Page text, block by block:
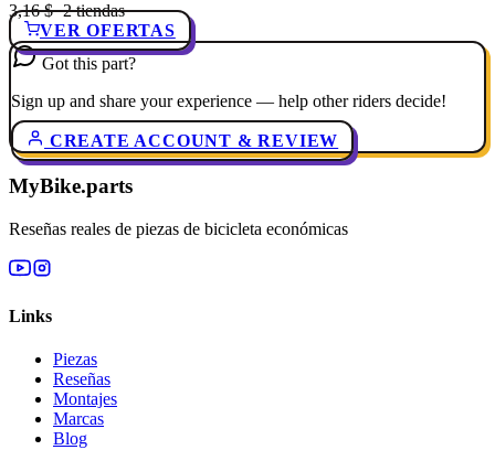
3,16 $· 2 tiendas
VER OFERTAS
Got this part?
Sign up and share your experience — help other riders decide!
CREATE ACCOUNT & REVIEW
MyBike.parts
Reseñas reales de piezas de bicicleta económicas
Links
Piezas
Reseñas
Montajes
Marcas
Blog